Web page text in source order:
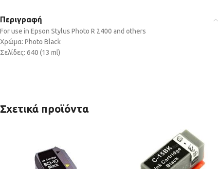
Περιγραφή
For use in Epson Stylus Photo R 2400 and others
Χρώμα: Photo Black
Σελίδες: 640 (13 ml)
Σχετικά προϊόντα